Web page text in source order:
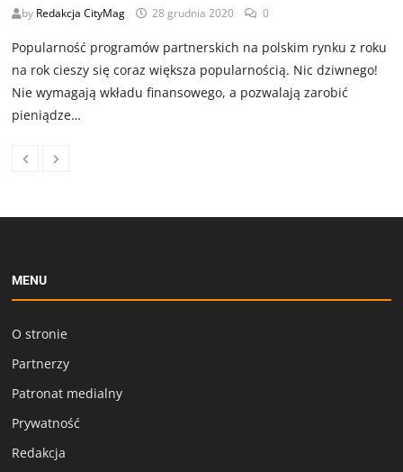
by Redakcja CityMag 28 grudnia 2020 0
Popularność programów partnerskich na polskim rynku z roku
na rok cieszy się coraz większa popularnością. Nic dziwnego!
Nie wymagają wkładu finansowego, a pozwalają zarobić
pieniądze…
MENU
O stronie
Partnerzy
Patronat medialny
Prywatność
Redakcja